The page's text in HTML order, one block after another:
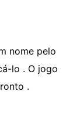
nome pelo
lo . O jogo
.